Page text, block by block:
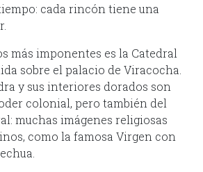
cada rincón tiene una
más imponentes es la Catedral
sobre el palacio de Viracocha.
y sus interiores dorados son
colonial, pero también del
muchas imágenes religiosas
como la famosa Virgen con